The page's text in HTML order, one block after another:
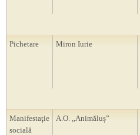
Pichetare Miron Iurie
Manifestaţie
socială
A.O. ,,Animăluș”